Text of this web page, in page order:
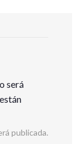
será
publicada.